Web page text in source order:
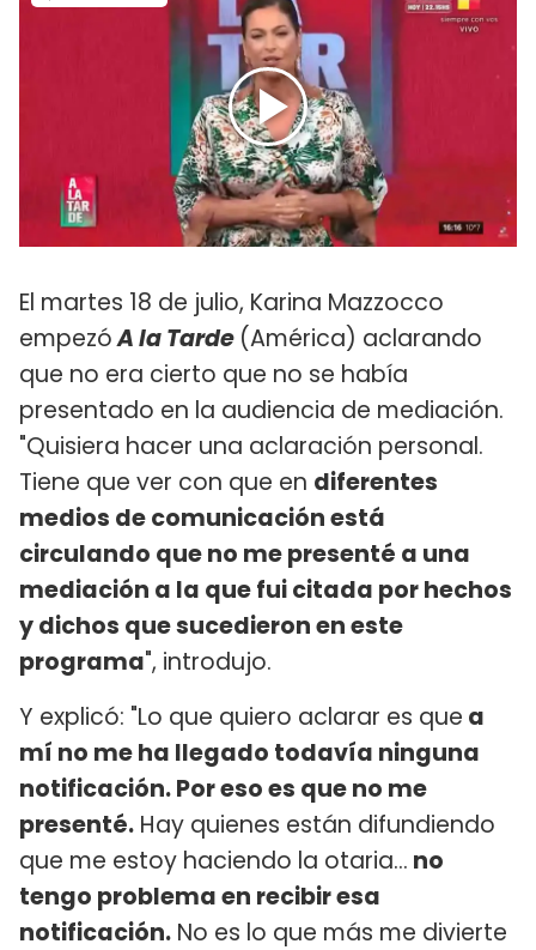
El martes 18 de julio, Karina Mazzocco
empezóA la Tarde (América) aclarando
que no era cierto que no se había
presentado en la audiencia de mediación.
"Quisiera hacer una aclaración personal.
Tiene que ver con que en diferentes
medios de comunicación está
circulando que no me presenté a una
mediación a la que fui citada por hechos
y dichos que sucedieron en este
programa", introdujo.
Y explicó: "Lo que quiero aclarar es que a
mí no me ha llegado todavía ninguna
notificación. Por eso es que no me
presenté. Hay quienes están difundiendo
que me estoy haciendo la otaria... no
tengo problema en recibir esa
notificación. No es lo que más me divierte